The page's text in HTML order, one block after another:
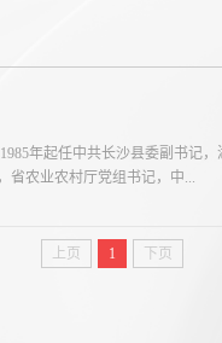
年起任中共长沙县委副书记
农业农村厅党组书记，中...
上页 1 下页